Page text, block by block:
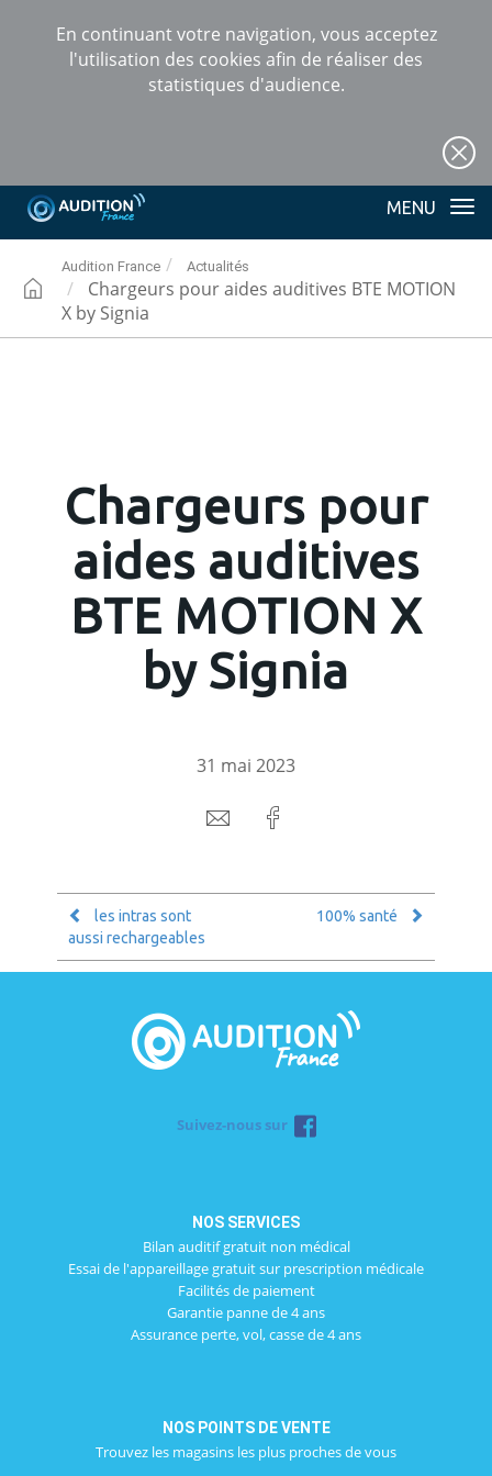
En continuant votre navigation, vous acceptez
l'utilisation des cookies afin de réaliser des
statistiques d'audience.
+
France
Audition France Actualités
Chargeurs pour aides auditives BTE MOTION
X by Signia
Chargeurs pour
aides auditives
BTE MOTION X
by Signia
31 mai 2023
les intras sont
aussi rechargeables
100% santé
Suivez-nous sur
NOS SERVICES
Bilan auditif gratuit non médical
Essai de l'appareillage gratuit sur prescription médicale
Facilités de paiement
Garantie panne de 4 ans
Assurance perte, vol, casse de 4 ans
NOS POINTS DE VENTE
Trouvez les magasins les plus proches de vous